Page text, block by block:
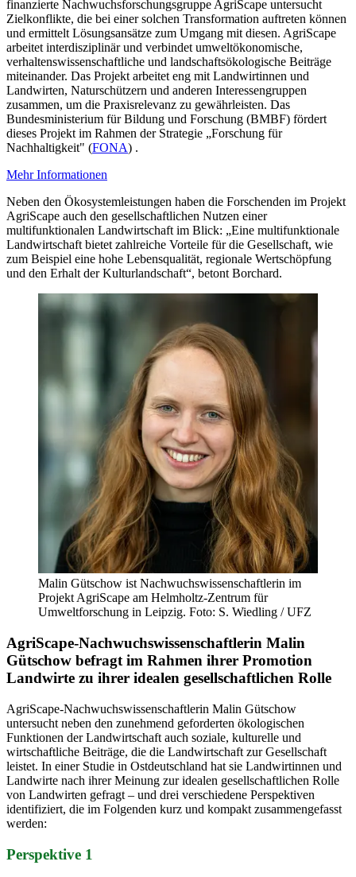
finanzierte Nachwuchsforschungsgruppe AgriScape untersucht
Zielkonflikte, die bei einer solchen Transformation auftreten können
und ermittelt Lösungsansätze zum Umgang mit diesen. AgriScape
arbeitet interdisziplinär und verbindet umweltökonomische,
verhaltenswissenschaftliche und landschaftsökologische Beiträge
miteinander. Das Projekt arbeitet eng mit Landwirtinnen und
Landwirten, Naturschützern und anderen Interessengruppen
zusammen, um die Praxisrelevanz zu gewährleisten. Das
Bundesministerium für Bildung und Forschung (BMBF) fördert
dieses Projekt im Rahmen der Strategie „Forschung für
Nachhaltigkeit" (FONA) .
Mehr Informationen
Neben den Ökosystemleistungen haben die Forschenden im Projekt
AgriScape auch den gesellschaftlichen Nutzen einer
multifunktionalen Landwirtschaft im Blick: „Eine multifunktionale
Landwirtschaft bietet zahlreiche Vorteile für die Gesellschaft, wie
zum Beispiel eine hohe Lebensqualität, regionale Wertschöpfung
und den Erhalt der Kulturlandschaft“, betont Borchard.
Malin Gütschow ist Nachwuchswissenschaftlerin im
Projekt AgriScape am Helmholtz-Zentrum für
Umweltforschung in Leipzig. Foto: S. Wiedling / UFZ
AgriScape-Nachwuchswissenschaftlerin Malin
Gütschow befragt im Rahmen ihrer Promotion
Landwirte zu ihrer idealen gesellschaftlichen Rolle
AgriScape-Nachwuchswissenschaftlerin Malin Gütschow
untersucht neben den zunehmend geforderten ökologischen
Funktionen der Landwirtschaft auch soziale, kulturelle und
wirtschaftliche Beiträge, die die Landwirtschaft zur Gesellschaft
leistet. In einer Studie in Ostdeutschland hat sie Landwirtinnen und
Landwirte nach ihrer Meinung zur idealen gesellschaftlichen Rolle
von Landwirten gefragt – und drei verschiedene Perspektiven
identifiziert, die im Folgenden kurz und kompakt zusammengefasst
werden:
Perspektive 1